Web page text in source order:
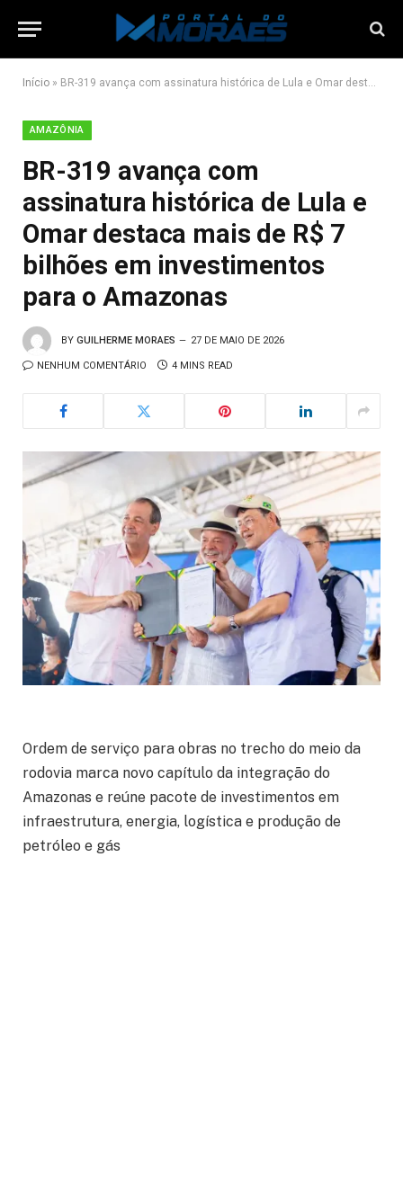
Início » BR-319 avança com assinatura histórica de Lula e Omar destaca mais de R$ 7 bilhões em investimentos para o Amazonas
AMAZÔNIA
BR-319 avança com
assinatura histórica de Lula e
Omar destaca mais de R$ 7
bilhões em investimentos
para o Amazonas
BY GUILHERME MORAES 27 DE MAIO DE 2026
NENHUM COMENTÁRIO 4 MINS READ
Ordem de serviço para obras no trecho do meio da
rodovia marca novo capítulo da integração do
Amazonas e reúne pacote de investimentos em
infraestrutura, energia, logística e produção de
petróleo e gás